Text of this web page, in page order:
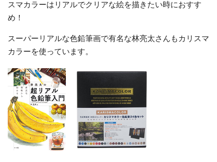
スマカラーはリアルでクリアな絵を描きたい時におすす
め！
スーパーリアルな色鉛筆画で有名な林亮太さんもカリスマ
カラーを使っています。